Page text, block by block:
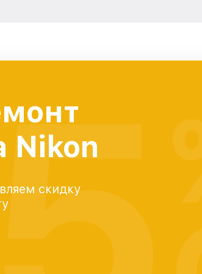
Nikon
скидку